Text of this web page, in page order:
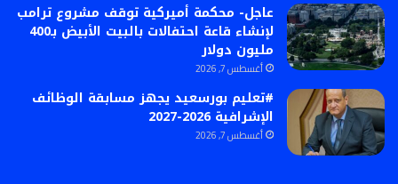
عاجل- محكمة أميركية توقف مشروع ترامب
لإنشاء قاعة احتفالات بالبيت الأبيض بـ400
مليون دولار
أغسطس 7, 2026
#تعليم بورسعيد يجهز مسابقة الوظائف
الإشرافية 2026-2027
أغسطس 7, 2026